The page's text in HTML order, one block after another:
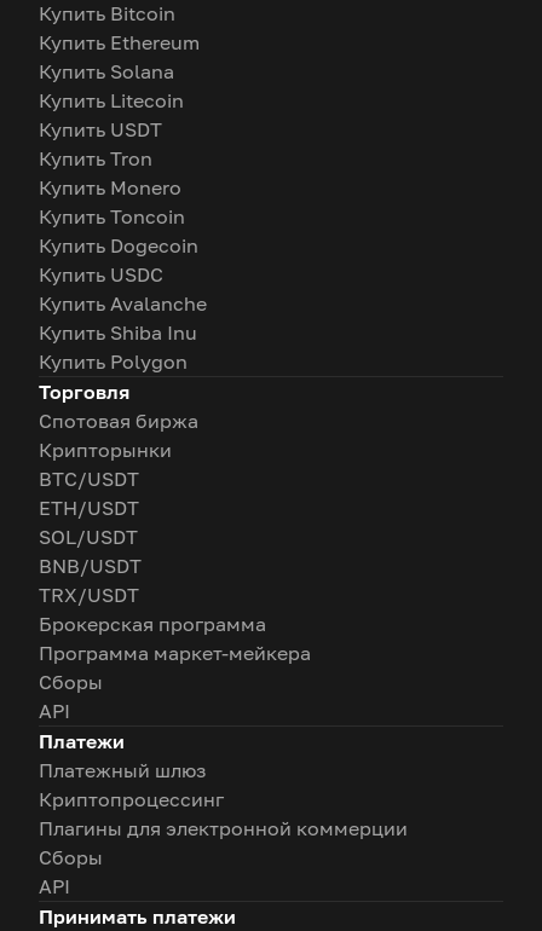
Купить Bitcoin
Купить Ethereum
Купить Solana
Купить Litecoin
Купить USDT
Купить Tron
Купить Monero
Купить Toncoin
Купить Dogecoin
Купить USDC
Купить Avalanche
Купить Shiba Inu
Купить Polygon
Торговля
Спотовая биржа
Крипторынки
BTC/USDT
ETH/USDT
SOL/USDT
BNB/USDT
TRX/USDT
Брокерская программа
Программа маркет-мейкера
Сборы
API
Платежи
Платежный шлюз
Криптопроцессинг
Плагины для электронной коммерции
Сборы
API
Принимать платежи